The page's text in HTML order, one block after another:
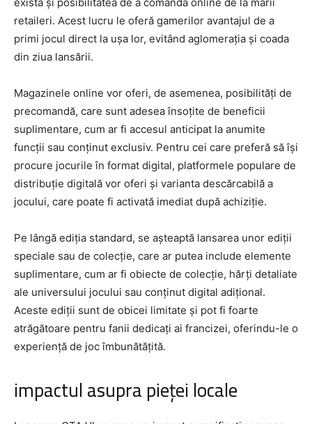
retaileri. Acest lucru le oferă gamerilor avantajul de a
primi jocul direct la ușa lor, evitând aglomerația și coada
din ziua lansării.
Magazinele online vor oferi, de asemenea, posibilități de
precomandă, care sunt adesea însoțite de beneficii
suplimentare, cum ar fi accesul anticipat la anumite
funcții sau conținut exclusiv. Pentru cei care preferă să își
procure jocurile în format digital, platformele populare de
distribuție digitală vor oferi și varianta descărcabilă a
jocului, care poate fi activată imediat după achiziție.
Pe lângă ediția standard, se așteaptă lansarea unor ediții
speciale sau de colecție, care ar putea include elemente
suplimentare, cum ar fi obiecte de colecție, hărți detaliate
ale universului jocului sau conținut digital adițional.
Aceste ediții sunt de obicei limitate și pot fi foarte
atrăgătoare pentru fanii dedicați ai francizei, oferindu-le o
experiență de joc îmbunătățită.
impactul asupra pieței locale